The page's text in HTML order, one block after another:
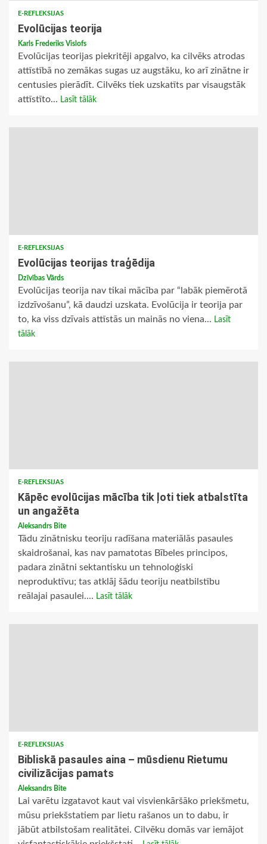
E-REFLEKSIJAS
Evolūcijas teorija
Karls Frederiks Vislofs
Evolūcijas teorijas piekritēji apgalvo, ka cilvēks atrodas
attīstībā no zemākas sugas uz augstāku, ko arī zinātne ir
centusies pierādīt. Cilvēks tiek uzskatīts par visaugstāk
attīstīto... Lasīt tālāk
E-REFLEKSIJAS
Evolūcijas teorijas traģēdija
Dzīvības Vārds
Evolūcijas teorija nav tikai mācība par “labāk piemērotā
izdzīvošanu”, kā daudzi uzskata. Evolūcija ir teorija par
to, ka viss dzīvais attīstās un mainās no viena... Lasīt
tālāk
E-REFLEKSIJAS
Kāpēc evolūcijas mācība tik ļoti tiek atbalstīta
un angažēta
Aleksandrs Bite
Tādu zinātnisku teoriju radīšana materiālās pasaules
skaidrošanai, kas nav pamatotas Bībeles principos,
padara zinātni sektantisku un tehnoloģiski
neproduktīvu; tas atklāj šādu teoriju neatbilstību
reālajai pasaulei.... Lasīt tālāk
E-REFLEKSIJAS
Bibliskā pasaules aina – mūsdienu Rietumu
civilizācijas pamats
Aleksandrs Bite
Lai varētu izgatavot kaut vai visvienkāršāko priekšmetu,
mūsu priekšstatiem par lietu rašanos un to dabu, ir
jābūt atbilstošam realitātei. Cilvēku domās var iemājot